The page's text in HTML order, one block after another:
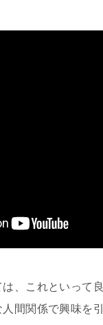
、これといって
間関係で興味を